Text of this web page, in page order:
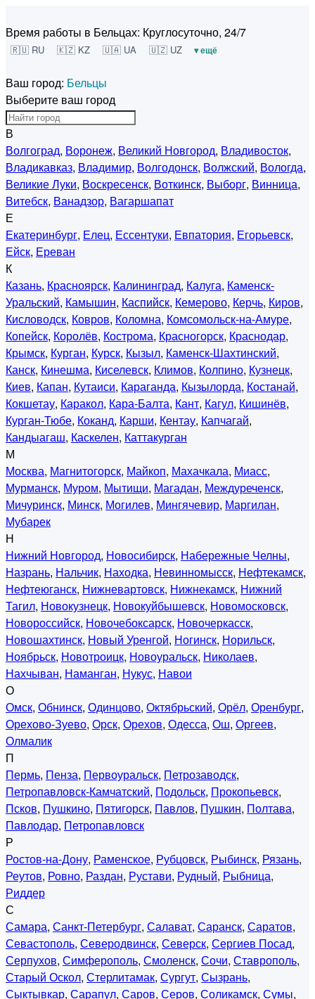
Время работы в Бельцах: Круглосуточно, 24/7
🇷🇺 RU 🇰🇿 KZ 🇺🇦 UA 🇺🇿 UZ ▾ ещё
Ваш город: Бельцы
Выберите ваш город
В
Волгоград, Воронеж, Великий Новгород, Владивосток,
Владикавказ, Владимир, Волгодонск, Волжский, Вологда,
Великие Луки, Воскресенск, Воткинск, Выборг, Винница,
Витебск, Ванадзор, Вагаршапат
Е
Екатеринбург, Елец, Ессентуки, Евпатория, Егорьевск,
Ейск, Ереван
К
Казань, Красноярск, Калининград, Калуга, Каменск-
Уральский, Камышин, Каспийск, Кемерово, Керчь, Киров,
Кисловодск, Ковров, Коломна, Комсомольск-на-Амуре,
Копейск, Королёв, Кострома, Красногорск, Краснодар,
Крымск, Курган, Курск, Кызыл, Каменск-Шахтинский,
Канск, Кинешма, Киселевск, Климов, Колпино, Кузнецк,
Киев, Капан, Кутаиси, Караганда, Кызылорда, Костанай,
Кокшетау, Каракол, Кара-Балта, Кант, Кагул, Кишинёв,
Курган-Тюбе, Коканд, Карши, Кентау, Капчагай,
Кандыагаш, Каскелен, Каттакурган
М
Москва, Магнитогорск, Майкоп, Махачкала, Миасс,
Мурманск, Муром, Мытищи, Магадан, Междуреченск,
Мичуринск, Минск, Могилев, Мингячевир, Маргилан,
Мубарек
Н
Нижний Новгород, Новосибирск, Набережные Челны,
Назрань, Нальчик, Находка, Невинномысск, Нефтекамск,
Нефтеюганск, Нижневартовск, Нижнекамск, Нижний
Тагил, Новокузнецк, Новокуйбышевск, Новомосковск,
Новороссийск, Новочебоксарск, Новочеркасск,
Новошахтинск, Новый Уренгой, Ногинск, Норильск,
Ноябрьск, Новотроицк, Новоуральск, Николаев,
Нахчыван, Наманган, Нукус, Навои
О
Омск, Обнинск, Одинцово, Октябрьский, Орёл, Оренбург,
Орехово-Зуево, Орск, Орехов, Одесса, Ош, Оргеев,
Олмалик
П
Пермь, Пенза, Первоуральск, Петрозаводск,
Петропавловск-Камчатский, Подольск, Прокопьевск,
Псков, Пушкино, Пятигорск, Павлов, Пушкин, Полтава,
Павлодар, Петропавловск
Р
Ростов-на-Дону, Раменское, Рубцовск, Рыбинск, Рязань,
Реутов, Ровно, Раздан, Рустави, Рудный, Рыбница,
Риддер
С
Самара, Санкт-Петербург, Салават, Саранск, Саратов,
Севастополь, Северодвинск, Северск, Сергиев Посад,
Серпухов, Симферополь, Смоленск, Сочи, Ставрополь,
Старый Оскол, Стерлитамак, Сургут, Сызрань,
Сыктывкар, Сарапул, Саров, Серов, Соликамск, Сумы,